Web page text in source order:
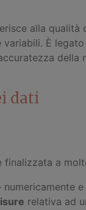
alla qualità
variabili. È
della
dati
finalizzata a
numericamente
relativa ad